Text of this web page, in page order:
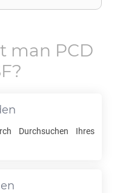
man PCD
?
Durchsuchen Ihres